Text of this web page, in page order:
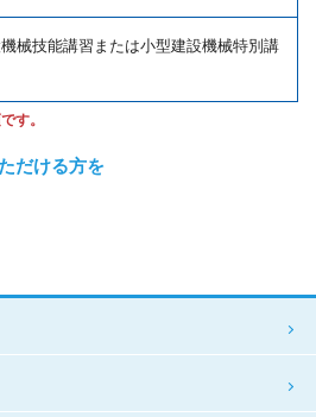
械技能講習または小型建設機械特別講
す。
だける方を